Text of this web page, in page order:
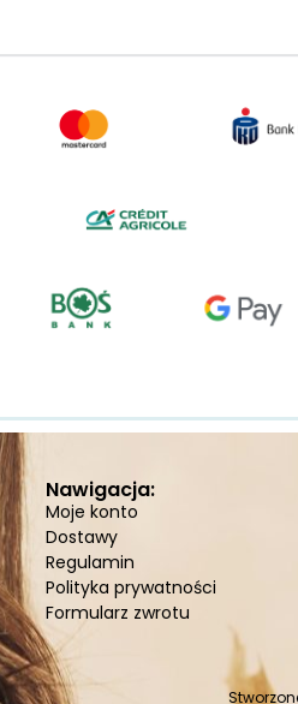
Nawigacja:
Moje konto
Dostawy
Regulamin
Polityka prywatności
Formularz zwrotu